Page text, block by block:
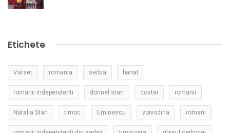
Etichete
Varset romania serbia banat
romanii independenti dorinel stan costei romanii
Natalia Stan timoc Eminescu voivodina romani